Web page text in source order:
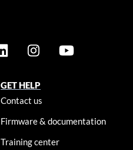
GET HELP
Contact us
Firmware & documentation
Training center